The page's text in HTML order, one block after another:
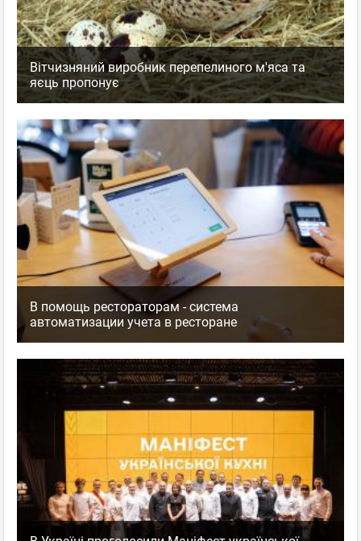
Вітчизняний виробник перепелиного м'яса та
яєць пропонує
В помощь рестораторам - система
автоматизации учета в ресторане